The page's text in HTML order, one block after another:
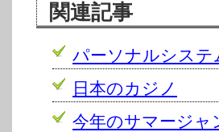
関連記事
パーソナルシステ
日本のカジノ
今年のサマージャ